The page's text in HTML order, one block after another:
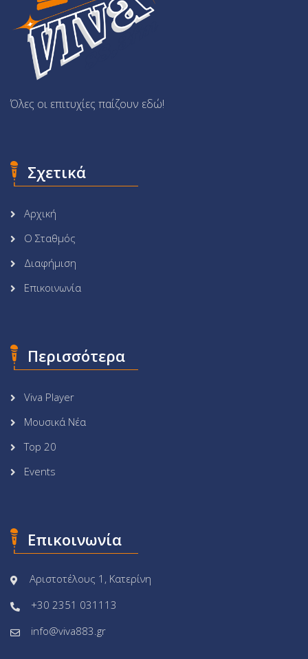
Όλες οι επιτυχίες παίζουν εδώ!
Σχετικά
Αρχική
Ο Σταθμός
Διαφήμιση
Επικοινωνία
Περισσότερα
Viva Player
Μουσικά Νέα
Top 20
Events
Επικοινωνία
Αριστοτέλους 1, Κατερίνη
+30 2351 031113
info@viva883.gr